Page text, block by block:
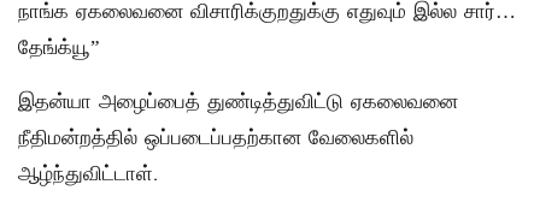
நாங்க ஏகலைவனை விசாரிக்குறதுக்கு எதுவும் இல்ல சார்…
தேங்க்யூ”
இதன்யா அழைப்பைத் துண்டித்துவிட்டு ஏகலைவனை
நீதிமன்றத்தில் ஒப்படைப்பதற்கான வேலைகளில்
ஆழ்ந்துவிட்டாள்.